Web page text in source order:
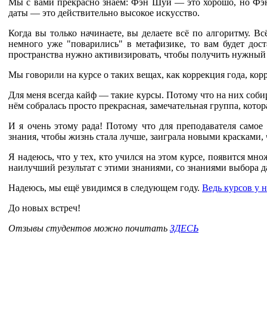
даты — это действительно высокое искусство.
Когда вы только начинаете, вы делаете всё по алгоритму.
немного уже "поварились" в метафизике, то вам будет
пространства нужно активизировать, чтобы получить нужный
Мы говорили на курсе о таких вещах, как коррекция года,
Для меня всегда кайф — такие курсы. Потому что на них
нём собралась просто прекрасная, замечательная группа,
И я очень этому рада! Потому что для преподавателя
знания, чтобы жизнь стала лучше, заиграла новыми
Я надеюсь, что у тех, кто учился на этом курсе, появится
наилучший результат с этими знаниями, со знаниями выбора
Надеюсь, мы ещё увидимся в следующем году. Ведь курсов у
До новых встреч!
Отзывы студентов можно почитать ЗДЕСЬ